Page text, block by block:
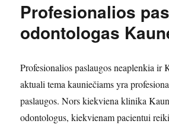
Profesionalios
odontologas
Profesionalios paslaugos neaplenkia ir
aktuali tema kauniečiams yra
paslaugos. Nors kiekviena klinika
odontologus, kiekvienam pacientui